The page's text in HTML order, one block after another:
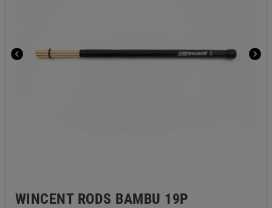
chevron_left chevron_right
WINCENT RODS BAMBU 19P